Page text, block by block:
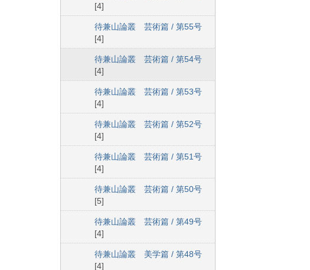
[4]
待兼山論叢 芸術篇 / 第55号
[4]
待兼山論叢 芸術篇 / 第54号
[4]
待兼山論叢 芸術篇 / 第53号
[4]
待兼山論叢 芸術篇 / 第52号
[4]
待兼山論叢 芸術篇 / 第51号
[4]
待兼山論叢 芸術篇 / 第50号
[5]
待兼山論叢 芸術篇 / 第49号
[4]
待兼山論叢 美学篇 / 第48号
[4]